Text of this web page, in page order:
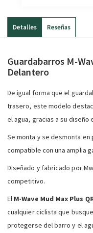
Detalles
Guardabarros M-
Delantero
De igual forma que el
trasero, este modelo
el agua, gracias a su diseño
Se monta y se desmonta
compatible con una amplia
Diseñado y fabricado por
competitivo.
El M-Wave Mud Max Plus
cualquier ciclista que
protegerse del barro y el
Reseñas